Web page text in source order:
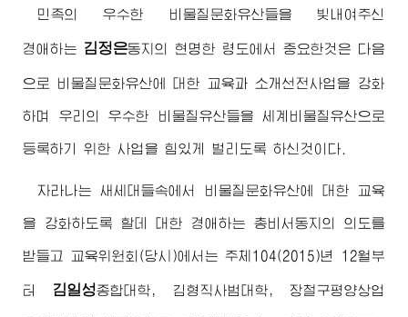
민족의 우수한 비물질문화유산들을 빛내여주신
경애하는 김정은동지 의 현명한 령도에서 중요한것은 다음
으로 비물질문화유산에 대한 교육과 소개선전사업을 강화
하며 우리의 우수한 비물질유산들을 세계비물질유산으로
등록하기 위한 사업을 힘있게 벌리도록 하신것이다.
자라나는 새세대들속에서 비물질문화유산에 대한 교육
을 강화하도록 할데 대한 경애하는 총비서동지의 의도를
받들고 교육위원회(당시)에서는 주체104(2015)년 12월부
터 김일성종합대학 , 김형직사범대학, 장철구평양상업